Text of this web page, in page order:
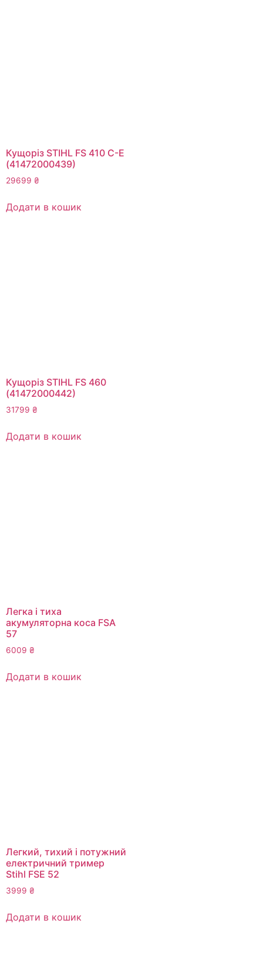
Кущоріз STIHL FS 410 C-E
(41472000439)
29699 ₴
Додати в кошик
Кущоріз STIHL FS 460
(41472000442)
31799 ₴
Додати в кошик
Легка і тиха
акумуляторна коса FSA
57
6009 ₴
Додати в кошик
Легкий, тихий і потужний
електричний тример
Stihl FSE 52
3999 ₴
Додати в кошик